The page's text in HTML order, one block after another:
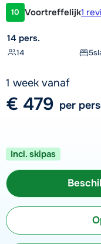
Klantwaardering
10 Voortreffelijk1
14 pers.
14 5
1 week vanaf
€ 479 per
Incl. skipas